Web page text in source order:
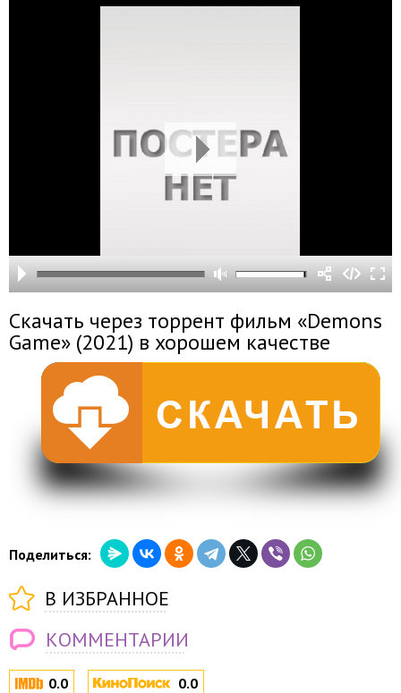
0.0 0.0
Скачать через торрент фильм «Demons
Game» (2021) в хорошем качестве
Поделиться:
В ИЗБРАННОЕ
КОММЕНТАРИИ